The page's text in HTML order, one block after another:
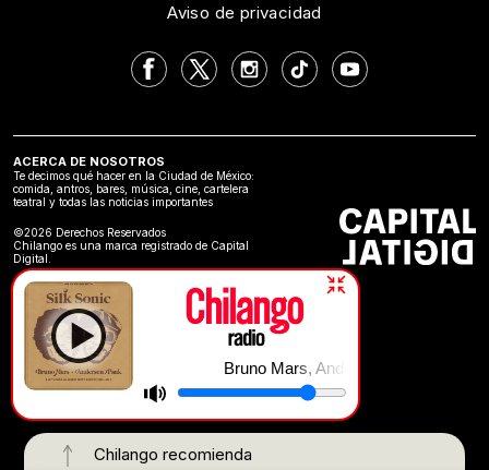
Bruno Mars, Anderson .Paak, Silk Sonic | Leave The
Chilango recomienda
Aviso de privacidad
ACERCA DE NOSOTROS
Te decimos qué hacer en la Ciudad de México:
comida, antros, bares, música, cine, cartelera
teatral y todas las noticias importantes
©2026 Derechos Reservados
Chilango es una marca registrado de Capital
Digital.